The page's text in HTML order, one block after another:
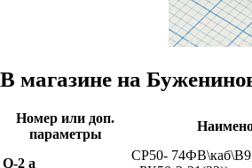
В магазине на
Номер или доп.
параметры
Q-2 а
СР50-